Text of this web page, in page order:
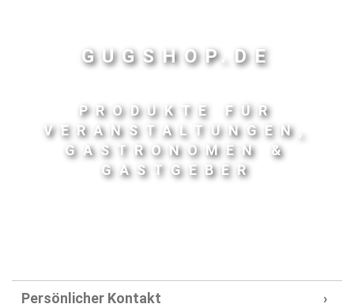
GUGSHOP.DE
PRODUKTE FÜR
VERANSTALTUNGEN,
GASTRONOMEN &
GASTGEBER
Persönlicher Kontakt